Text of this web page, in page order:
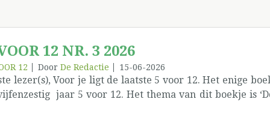
146 3800 Sint-Truiden
12 NR. 3 2026
12 Door De Redactie 15-06-2026
lezer(s), Voor je ligt de laatste 5 voor 12. Het enige
jaar 5 voor 12. Het thema van dit boekje is